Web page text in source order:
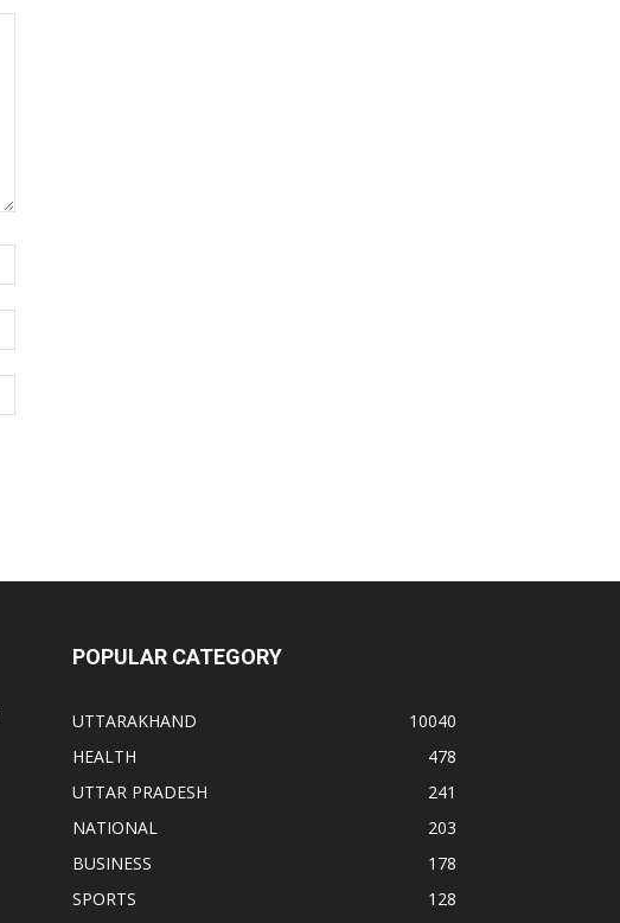
POPULAR CATEGORY
UTTARAKHAND
10040
HEALTH
478
UTTAR PRADESH
241
NATIONAL
203
BUSINESS
178
SPORTS
128